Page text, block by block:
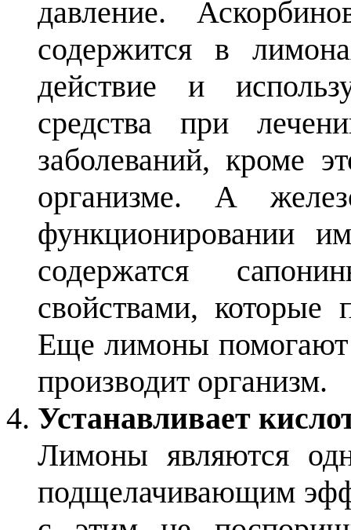
давление.
содержится в
действие и
средства при
заболеваний, кроме
организме. А
функционировании
содержатся
свойствами, которые
Еще лимоны помогают
производит организм.
Устанавливает
Лимоны являются
подщелачивающим